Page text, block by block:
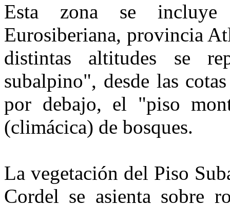
Esta zona se
Eurosiberiana, provincia
distintas altitudes se
subalpino", desde las
por debajo, el "piso
(climácica) de bos­ques.
La vegetación del Piso
Cordel se asienta sobre